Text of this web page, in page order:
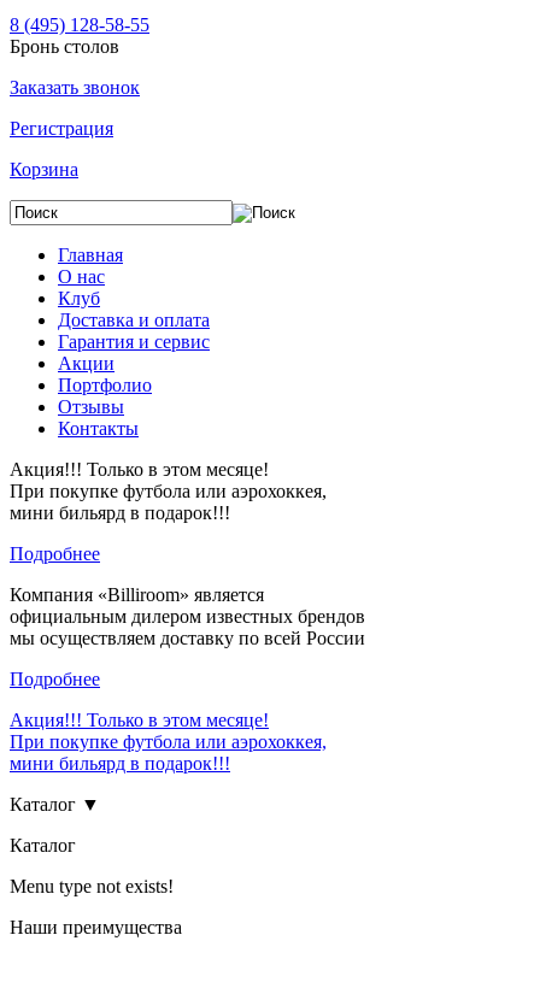
8 (495) 128-58-55
Бронь столов
Заказать звонок
Регистрация
Корзина
Главная
О нас
Клуб
Доставка и оплата
Гарантия и сервис
Акции
Портфолио
Отзывы
Контакты
Акция!!! Только в этом месяце!
При покупке футбола или аэрохоккея,
мини бильярд в подарок!!!
Подробнее
Компания «Billiroom» является
официальным дилером известных брендов
мы осуществляем доставку по всей России
Подробнее
Акция!!! Только в этом месяце!
При покупке футбола или аэрохоккея,
мини бильярд в подарок!!!
Каталог ▼
Каталог
Menu type not exists!
Наши преимущества